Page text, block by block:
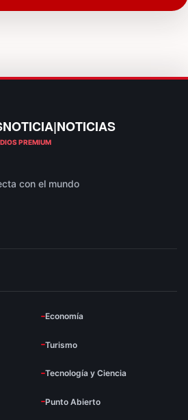
PREMIUM
con el mundo
Economía
Turismo
Tecnología y Ciencia
Punto Abierto